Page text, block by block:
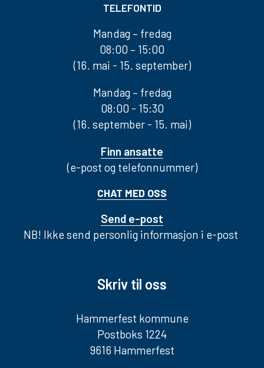
TELEFONTID
Mandag – fredag
08:00 – 15:00
(16. mai - 15. september)
Mandag – fredag
08:00 - 15:30
(16. september - 15. mai)
Finn ansatte
(e-post og telefonnummer)
CHAT MED OSS
Send e-post
NB! Ikke send personlig informasjon i e-post
Skriv til oss
Hammerfest kommune
Postboks 1224
9616 Hammerfest